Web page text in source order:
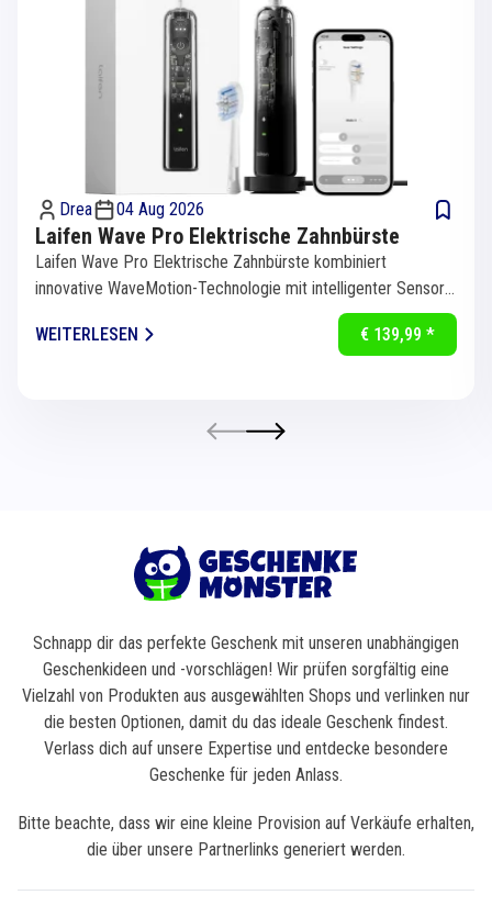
Drea 04 Aug 2026
Laifen Wave Pro Elektrische Zahnbürste
Laifen Wave Pro Elektrische Zahnbürste kombiniert
innovative WaveMotion-Technologie mit intelligenter Sensorik
WEITERLESEN
€ 139,99 *
Schnapp dir das perfekte Geschenk mit unseren unabhängigen
Geschenkideen und -vorschlägen! Wir prüfen sorgfältig eine
Vielzahl von Produkten aus ausgewählten Shops und verlinken nur
die besten Optionen, damit du das ideale Geschenk findest.
Verlass dich auf unsere Expertise und entdecke besondere
Geschenke für jeden Anlass.
Bitte beachte, dass wir eine kleine Provision auf Verkäufe erhalten,
die über unsere Partnerlinks generiert werden.